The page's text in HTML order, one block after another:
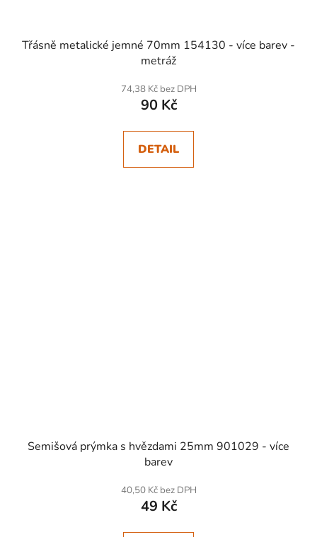
Třásně metalické jemné 70mm 154130 - více barev -
metráž
74,38 Kč bez DPH
90 Kč
DETAIL
Semišová prýmka s hvězdami 25mm 901029 - více
barev
40,50 Kč bez DPH
49 Kč